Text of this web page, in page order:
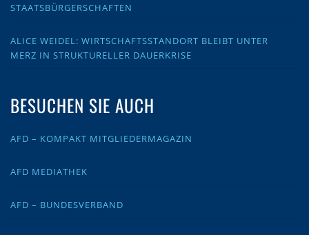
STAATSBÜRGERSCHAFTEN
ALICE WEIDEL: WIRTSCHAFTSSTANDORT BLEIBT UNTER
MERZ IN STRUKTURELLER DAUERKRISE
BESUCHEN SIE AUCH
AFD – KOMPAKT MITGLIEDERMAGAZIN
AFD MEDIATHEK
AFD – BUNDESVERBAND